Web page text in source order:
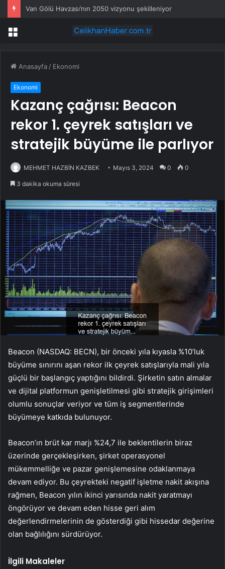
Van Gölü Havzası’nın 2050 vizyonu şekilleniyor
Menü
Anasayfa / Ekonomi
Ekonomi
Kazanç çağrısı: Beacon
rekor 1. çeyrek satışları ve
stratejik büyüme ile parlıyor
MEHMET HAZBİN KAZBEK Mayıs 3, 2024 0 0
3 dakika okuma süresi
Beacon (NASDAQ: BECN), bir önceki yıla kıyasla %10’luk
büyüme sınırını aşan rekor ilk çeyrek satışlarıyla mali yıla
güçlü bir başlangıç yaptığını bildirdi. Şirketin satın almalar
ve dijital platformun genişletilmesi gibi stratejik girişimleri
olumlu sonuçlar veriyor ve tüm iş segmentlerinde
büyümeye katkıda bulunuyor.
Beacon’ın brüt kar marjı %24,7 ile beklentilerin biraz
üzerinde gerçekleşirken, şirket operasyonel
mükemmelliğe ve pazar genişlemesine odaklanmaya
devam ediyor. Bu çeyrekteki negatif işletme nakit akışına
rağmen, Beacon yılın ikinci yarısında nakit yaratmayı
öngörüyor ve devam eden hisse geri alım
değerlendirmelerinin de gösterdiği gibi hissedar değerine
olan bağlılığını sürdürüyor.
İlgili Makaleler